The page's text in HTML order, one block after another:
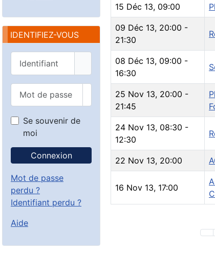
IDENTIFIEZ-VOUS
Afficher le mot de passe
Se souvenir de
moi
Connexion
Mot de passe
perdu ?
Identifiant perdu ?
Aide
15 Déc 13, 09:00
09 Déc 13, 20:00 -
21:30
08 Déc 13, 09:00 -
16:30
25 Nov 13, 20:00 -
21:45
24 Nov 13, 08:30 -
12:30
22 Nov 13, 20:00
16 Nov 13, 17:00